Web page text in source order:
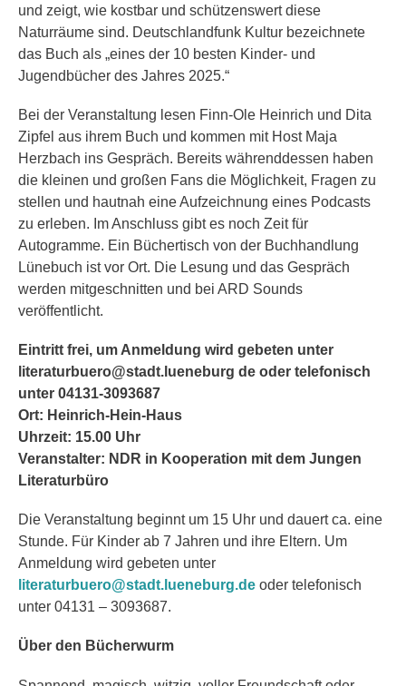
und zeigt, wie kostbar und schützenswert diese
Naturräume sind. Deutschlandfunk Kultur bezeichnete
das Buch als „eines der 10 besten Kinder- und
Jugendbücher des Jahres 2025.“
Bei der Veranstaltung lesen Finn-Ole Heinrich und Dita
Zipfel aus ihrem Buch und kommen mit Host Maja
Herzbach ins Gespräch. Bereits währenddessen haben
die kleinen und großen Fans die Möglichkeit, Fragen zu
stellen und hautnah eine Aufzeichnung eines Podcasts
zu erleben. Im Anschluss gibt es noch Zeit für
Autogramme. Ein Büchertisch von der Buchhandlung
Lünebuch ist vor Ort. Die Lesung und das Gespräch
werden mitgeschnitten und bei ARD Sounds
veröffentlicht.
Eintritt frei, um Anmeldung wird gebeten unter
literaturbuero@stadt.lueneburg de oder telefonisch
unter 04131-3093687
Ort: Heinrich-Hein-Haus
Uhrzeit: 15.00 Uhr
Veranstalter: NDR in Kooperation mit dem Jungen
Literaturbüro
Die Veranstaltung beginnt um 15 Uhr und dauert ca. eine
Stunde. Für Kinder ab 7 Jahren und ihre Eltern. Um
Anmeldung wird gebeten unter
literaturbuero@stadt.lueneburg.de oder telefonisch
unter 04131 – 3093687.
Über den Bücherwurm